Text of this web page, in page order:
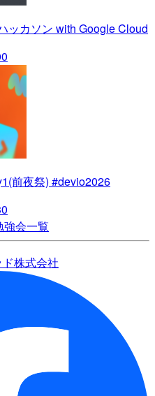
ッカソン with Google Cloud
前夜祭) #devio2026
強会一覧
株式会社